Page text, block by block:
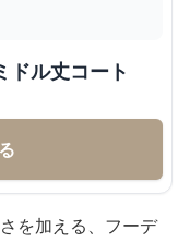
ドル丈コート
を加える、フーデ